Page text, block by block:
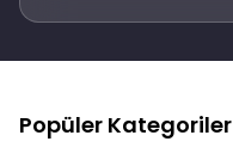
Popüler Kategoriler